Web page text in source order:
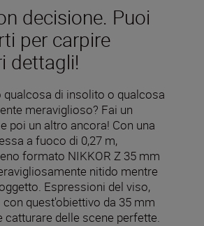
decisione. Puoi
per carpire
dettagli!
qualcosa di insolito o qualcosa
meraviglioso? Fai un
poi un altro ancora! Con una
a fuoco di 0,27 m,
formato NIKKOR Z 35 mm
nitido mentre
Espressioni del viso,
con quest'obiettivo da 35 mm
catturare delle scene perfette.